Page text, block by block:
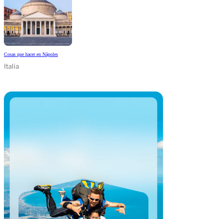
Cosas que hacer en Nápoles
Italia